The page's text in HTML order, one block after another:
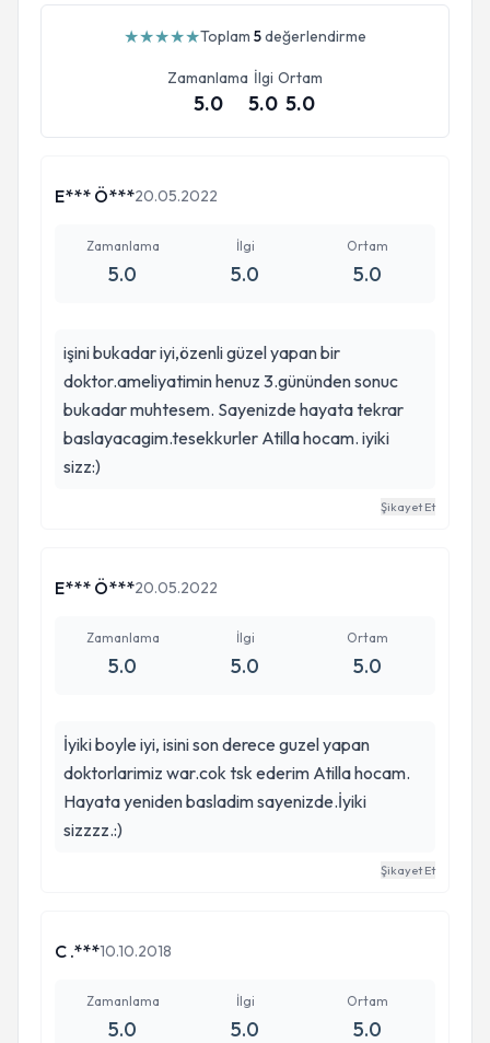
★★★★★Toplam 5değerlendirme
Zamanlama
5.0
İlgi
5.0
Ortam
5.0
E*** Ö***20.05.2022
Zamanlama
5.0
İlgi
5.0
Ortam
5.0
işini bukadar iyi,özenli güzel yapan bir
doktor.ameliyatimin henuz 3.gününden sonuc
bukadar muhtesem. Sayenizde hayata tekrar
baslayacagim.tesekkurler Atilla hocam. iyiki
sizz:)
Şikayet Et
E*** Ö***20.05.2022
Zamanlama
5.0
İlgi
5.0
Ortam
5.0
İyiki boyle iyi, isini son derece guzel yapan
doktorlarimiz war.cok tsk ederim Atilla hocam.
Hayata yeniden basladim sayenizde.İyiki
sizzzz.:)
Şikayet Et
C .***10.10.2018
Zamanlama
5.0
İlgi
5.0
Ortam
5.0